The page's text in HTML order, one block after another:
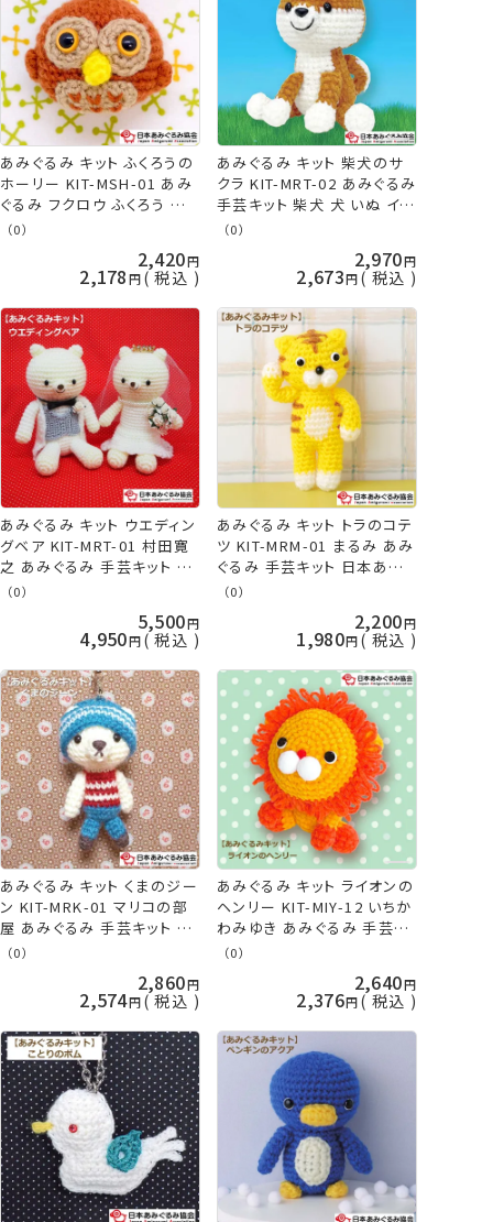
あみぐるみ キット ふくろうの
ホーリー KIT-MSH-01 あみ
ぐるみ フクロウ ふくろう キ
ーホルダー 手芸キット 日本
（0）
2,420
2,178 税込
あみぐるみ キット 柴犬のサ
クラ KIT-MRT-02 あみぐるみ
手芸キット 柴犬 犬 いぬ イヌ
日本あみぐるみ協会 KOU
（0）
2,970
2,673 税込
あみぐるみ キット ウエディン
グベア KIT-MRT-01 村田寛
之 あみぐるみ 手芸キット 日
本あみぐるみ協会 KOU
（0）
5,500
4,950 税込
あみぐるみ キット トラのコテ
ツ KIT-MRM-01 まるみ あみ
ぐるみ 手芸キット 日本あみぐ
るみ協会 KOU
（0）
2,200
1,980 税込
あみぐるみ キット くまのジー
ン KIT-MRK-01 マリコの部
屋 あみぐるみ 手芸キット 日
本あみぐるみ協会 KOU
（0）
2,860
2,574 税込
あみぐるみ キット ライオンの
ヘンリー KIT-MIY-12 いちか
わみゆき あみぐるみ 手芸キ
ット 日本あみぐるみ協会
（0）
2,640
2,376 税込